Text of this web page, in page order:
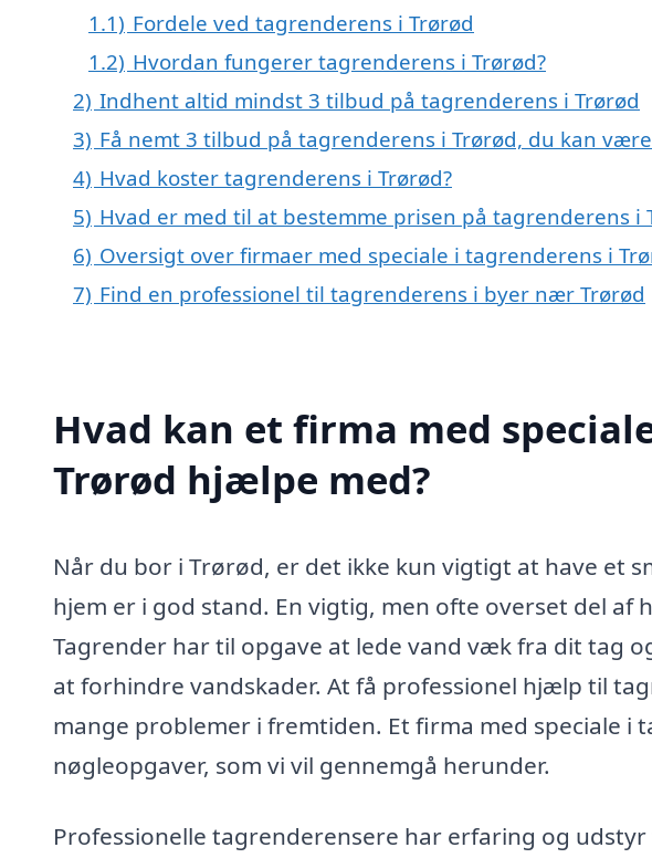
1.1) Fordele ved tagrenderens i Trørød
1.2) Hvordan fungerer tagrenderens i Trørød?
2) Indhent altid mindst 3 tilbud på tagrenderens i Trørød
3) Få nemt 3 tilbud på tagrenderens i Trørød, du kan
4) Hvad koster tagrenderens i Trørød?
5) Hvad er med til at bestemme prisen på tagrenderens i
6) Oversigt over firmaer med speciale i tagrenderens i
7) Find en professionel til tagrenderens i byer nær Trørød
Hvad kan et firma med
Trørød hjælpe med?
Når du bor i Trørød, er det ikke kun vigtigt at have et
hjem er i god stand. En vigtig, men ofte overset del af
Tagrender har til opgave at lede vand væk fra dit tag
at forhindre vandskader. At få professionel hjælp til
mange problemer i fremtiden. Et firma med speciale
nøgleopgaver, som vi vil gennemgå herunder.
Professionelle tagrenderensere har erfaring og